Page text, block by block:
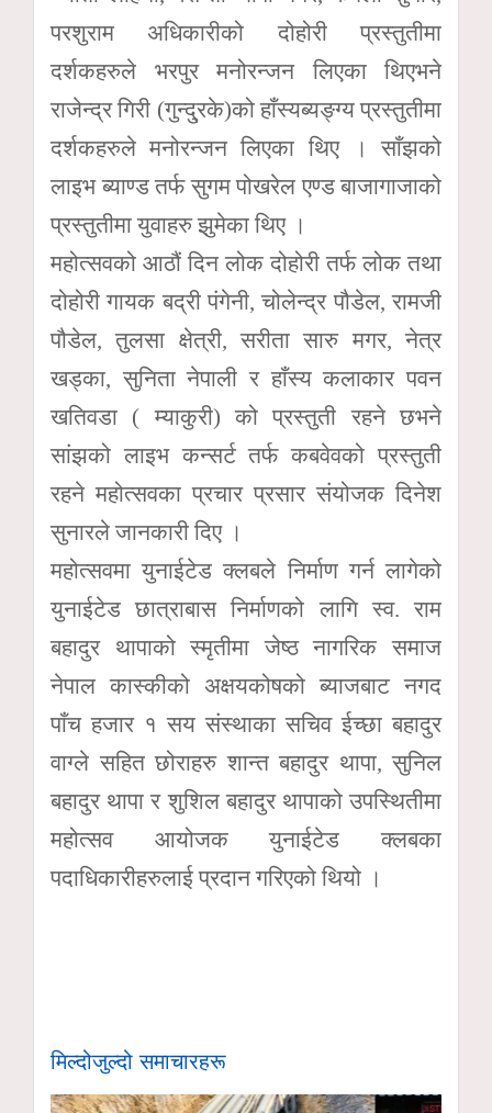
परशुराम अधिकारीको दोहोरी प्रस्तुतीमा
दर्शकहरुले भरपुर मनोरन्जन लिएका थिएभने
राजेन्द्र गिरी (गुन्दु्रके)को हाँस्यब्यङ्ग्य प्रस्तुतीमा
दर्शकहरुले मनोरन्जन लिएका थिए । साँझको
लाइभ ब्याण्ड तर्फ सुगम पोखरेल एण्ड बाजागाजाको
प्रस्तुतीमा युवाहरु झुमेका थिए ।
महोत्सवको आठौं दिन लोक दोहोरी तर्फ लोक तथा
दोहोरी गायक बद्री पंगेनी, चोलेन्द्र पौडेल, रामजी
पौडेल, तुलसा क्षेत्री, सरीता सारु मगर, नेत्र
खड्का, सुनिता नेपाली र हाँस्य कलाकार पवन
खतिवडा ( म्याकुरी) को प्रस्तुती रहने छभने
सांझको लाइभ कन्सर्ट तर्फ कबवेवको प्रस्तुती
रहने महोत्सवका प्रचार प्रसार संयोजक दिनेश
सुनारले जानकारी दिए ।
महोत्सवमा युनाईटेड क्लबले निर्माण गर्न लागेको
युनाईटेड छात्राबास निर्माणको लागि स्व. राम
बहादुर थापाको स्मृतीमा जेष्ठ नागरिक समाज
नेपाल कास्कीको अक्षयकोषको ब्याजबाट नगद
पाँच हजार १ सय संस्थाका सचिव ईच्छा बहादुर
वाग्ले सहित छोराहरु शान्त बहादुर थापा, सुनिल
बहादुर थापा र शुशिल बहादुर थापाको उपस्थितीमा
महोत्सव आयोजक युनाईटेड क्लबका
पदाधिकारीहरुलाई प्रदान गरिएको थियो ।
मिल्दोजुल्दो समाचारहरू